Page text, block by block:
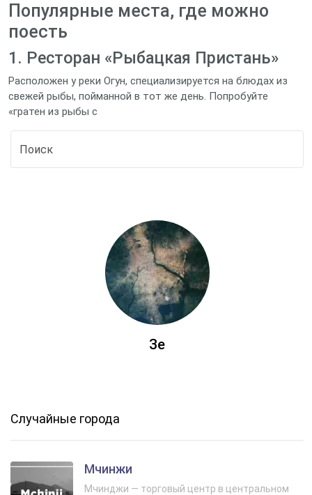
Популярные места, где можно
поесть
1. Ресторан «Рыбацкая Пристань»
Расположен у реки Огун, специализируется на блюдах из
свежей рыбы, пойманной в тот же день. Попробуйте
«гратен из рыбы с
Зе
Случайные города
Мчинжи
Мчинджи — торговый центр в центральном